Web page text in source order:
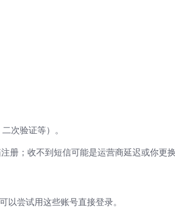
次验证等）。
；收不到短信可能是运营商延迟或你更换
尝试用这些账号直接登录。